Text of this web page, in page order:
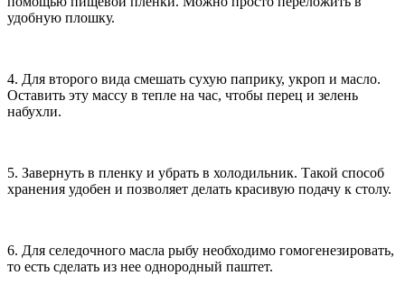
удобную плошку.
4. Для второго вида смешать сухую паприку, укроп и масло.
Оставить эту массу в тепле на час, чтобы перец и зелень
набухли.
5. Завернуть в пленку и убрать в холодильник. Такой способ
хранения удобен и позволяет делать красивую подачу к столу.
6. Для селедочного масла рыбу необходимо гомогенезировать,
то есть сделать из нее однородный паштет.